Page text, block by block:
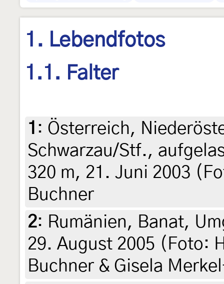
1. Lebendfotos
1.1. Falter
1 : Österreich,
Schwarzau/Stf.,
320 m, 21. Juni 2003
Buchner
2: Rumänien, Banat,
29. August 2005 (Foto:
Buchner & Gisela